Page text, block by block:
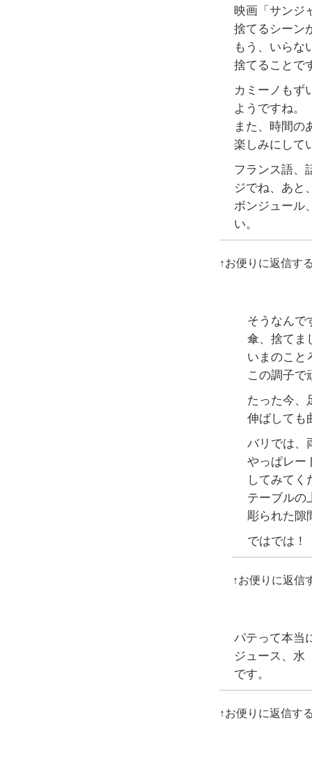
映画「サンジ
捨てるシーン
もう、いらな
捨てることで
カミーノもず
ようですね。
また、時間の
楽しみにして
フランス語、
ジでね、あと
ボンジュール
い。
↑お便りに返信す
そうなんで
傘、捨てま
いまのこと
この調子
たった今、
伸ばしても
バリでは、
やっぱレー
してみてく
テーブルの
彫られた隙
ではでは！
↑お便りに返信
パテって本当
ジュース、水
です。
↑お便りに返信す